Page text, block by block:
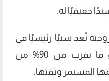
حقيقيًا له.
تُعد سببًا رئيسيًا في
نجاحه، قائلًا إنها تقف وراء ما يقرب من 90% من
المستمر وثقتها.